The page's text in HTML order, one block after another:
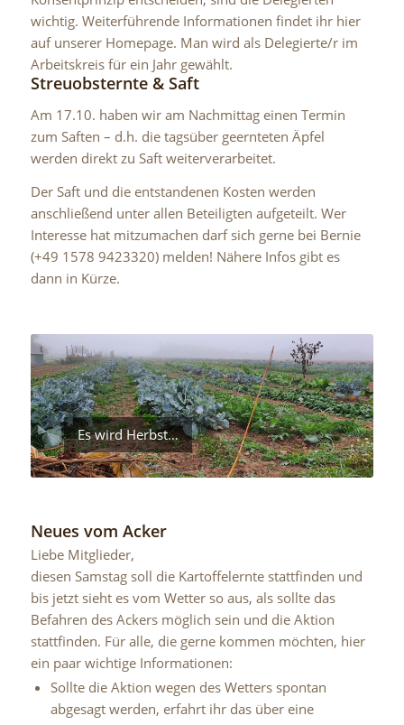
wichtig. Weiterführende Informationen findet ihr hier
auf unserer Homepage. Man wird als Delegierte/r im
Arbeitskreis für ein Jahr gewählt.
Streuobsternte & Saft
Am 17.10. haben wir am Nachmittag einen Termin
zum Saften – d.h. die tagsüber geernteten Äpfel
werden direkt zu Saft weiterverarbeitet.
Der Saft und die entstandenen Kosten werden
anschließend unter allen Beteiligten aufgeteilt. Wer
Interesse hat mitzumachen darf sich gerne bei Bernie
(+49 1578 9423320) melden! Nähere Infos gibt es
dann in Kürze.
Es wird Herbst…
Neues vom Acker
Liebe Mitglieder,
diesen Samstag soll die Kartoffelernte stattfinden und
bis jetzt sieht es vom Wetter so aus, als sollte das
Befahren des Ackers möglich sein und die Aktion
stattfinden. Für alle, die gerne kommen möchten, hier
ein paar wichtige Informationen:
Sollte die Aktion wegen des Wetters spontan
abgesagt werden, erfahrt ihr das über eine